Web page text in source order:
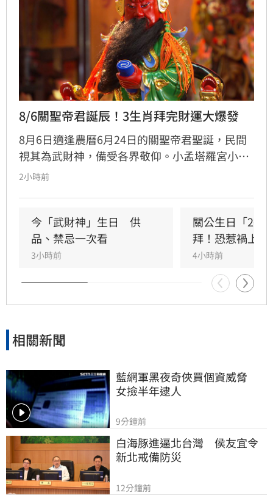
8/6關聖帝君誕辰！3生肖拜完財運大爆發
8月6日適逢農曆6月24日的關聖帝君聖誕，民間
視其為武財神，備受各界敬仰。小孟塔羅宮小立
指出，關聖帝君誕辰當日誠心祭拜，有望獲得神
產；生肖狗偏財運強，有望獲意外之財。專家強
調，無論生肖為何，只要虔誠備妥供品祭祀，皆
能祈求聖帝祖庇佑，迎來事業順遂與財源廣進的
好運勢，建議民眾把握良機，為下半年佈局求
財。
2小時前
今「武財神」生日　供
品、禁忌一次看
3小時前
關公生日「2類
拜！恐惹禍上身
4小時前
相關新聞
藍網軍黑夜奇俠買個資威脅
女撿半年逮人
9分鐘前
白海豚進逼北台灣　侯友宜令
新北戒備防災
12分鐘前